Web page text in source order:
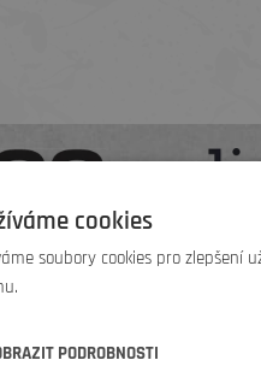
slevu
cookies
soubory cookies pro zlepšení
PODROBNOSTI